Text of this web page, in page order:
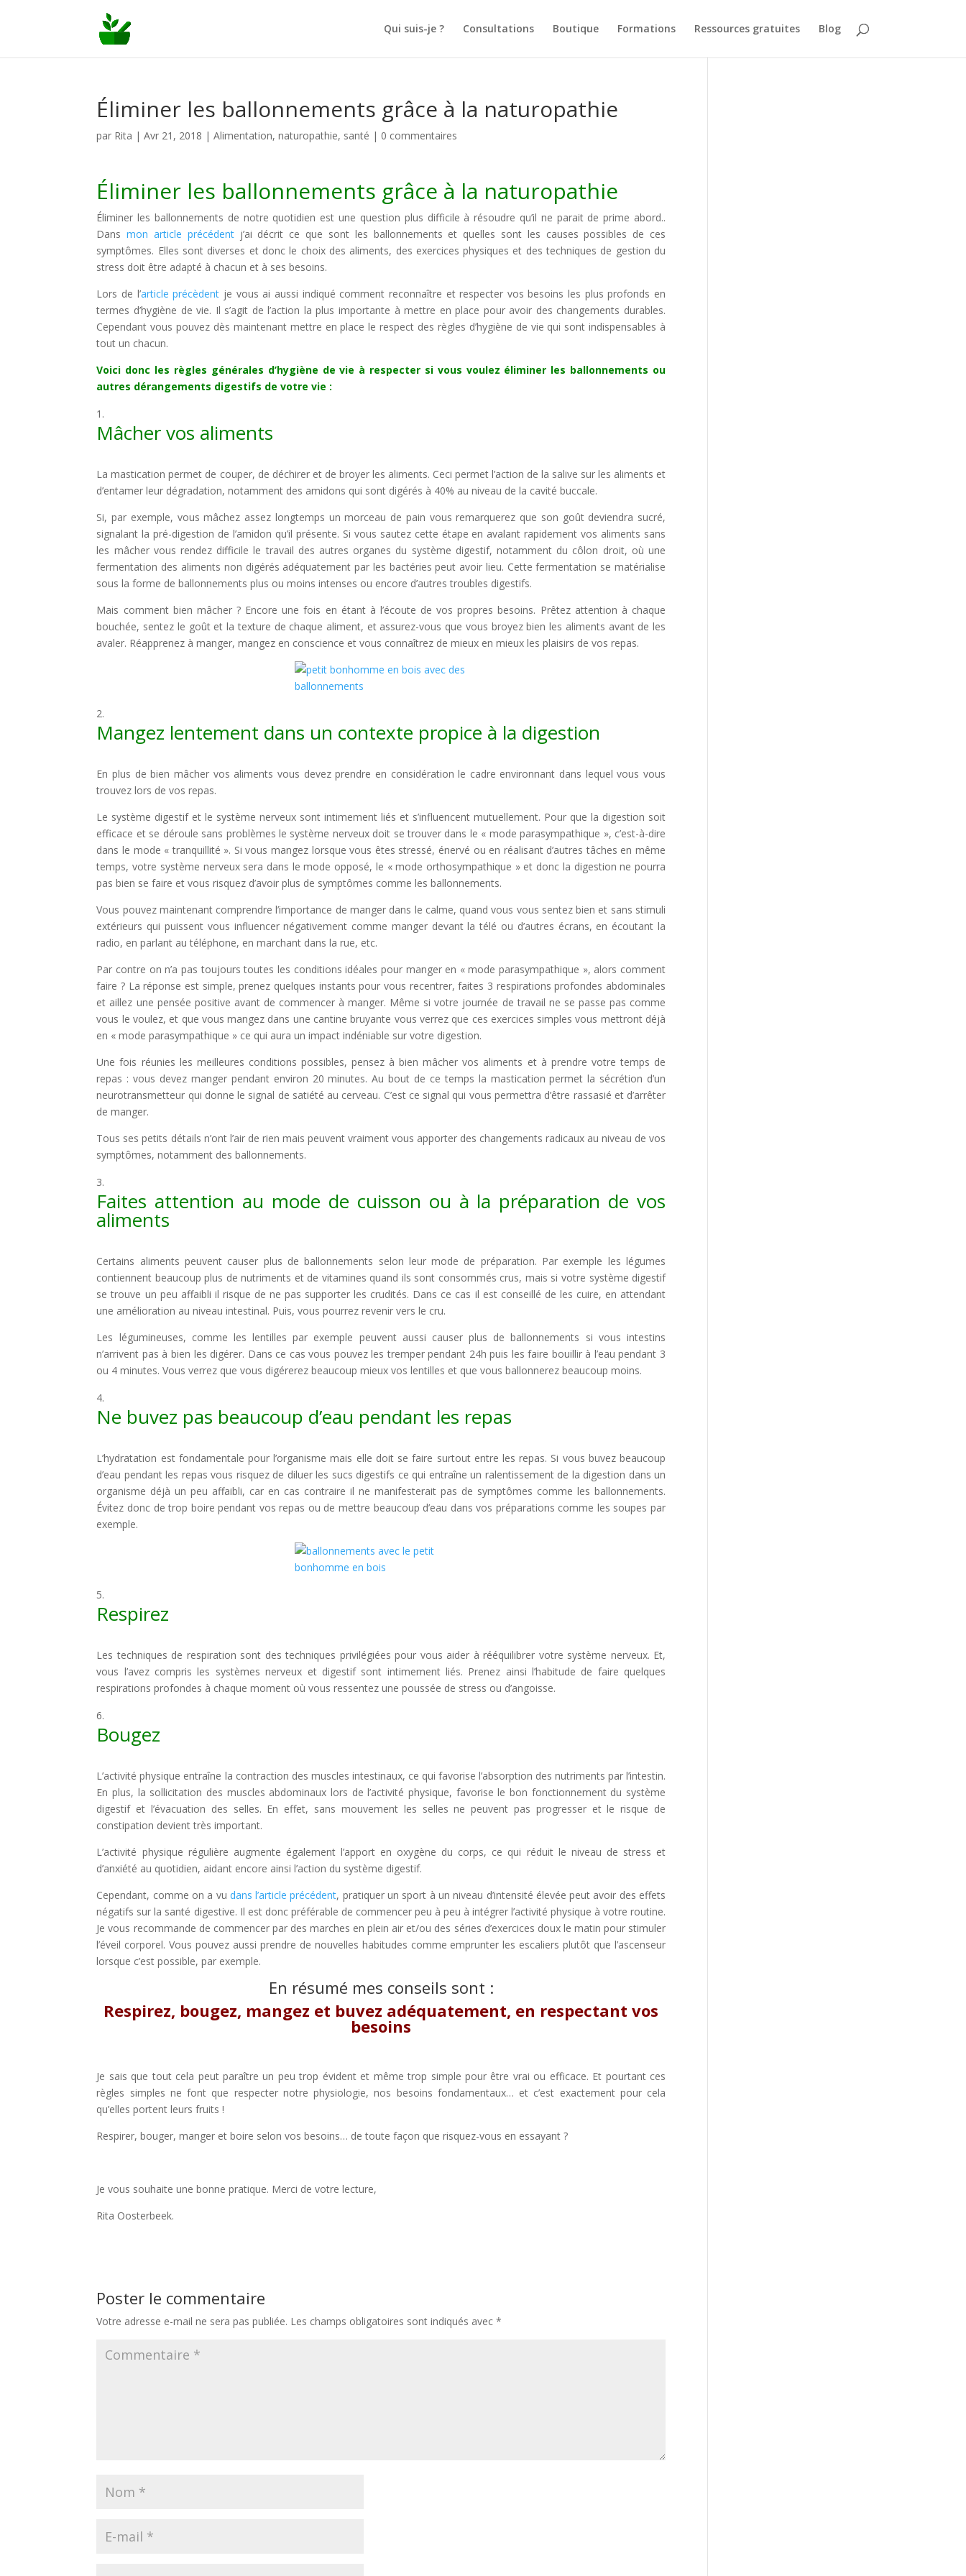
Qui suis-je ? Consultations Boutique Formations Ressources gratuites Blog
Éliminer les ballonnements grâce à la naturopathie
par Rita |Avr 21, 2018 |Alimentation,naturopathie, santé | 0 commentaires
Éliminer les ballonnements grâce à la naturopathie
Éliminer les ballonnements de notre quotidien est une question plus difficile à résoudre qu’il ne parait de prime abord..
Dansmon article précédentj’ai décrit ce que sont les ballonnements et quelles sont les causes possibles de ces
symptômes. Elles sont diverses et donc le choix des aliments, des exercices physiques et des techniques de gestion du
stress doit être adapté à chacun et à ses besoins.
Lors de l’article précèdent je vous ai aussi indiqué comment reconnaître et respecter vos besoins les plus profonds en
termes d’hygiène de vie. Il s’agit de l’action la plus importante à mettre en place pour avoir des changements durables.
Cependant vous pouvez dès maintenant mettre en place le respect des règles d’hygiène de vie qui sont indispensables à
tout un chacun.
Voici donc les règles générales d’hygiène de vie à respecter si vous voulez éliminer les ballonnements ou
autres dérangements digestifs de votre vie :
Mâcher vos aliments
La mastication permet de couper, de déchirer et de broyer les aliments. Ceci permet l’action de la salive sur les aliments et
d’entamer leur dégradation, notamment des amidons qui sont digérés à 40% au niveau de la cavité buccale.
Si, par exemple, vous mâchez assez longtemps un morceau de pain vous remarquerez que son goût deviendra sucré,
signalant la pré-digestion de l’amidon qu’il présente. Si vous sautez cette étape en avalant rapidement vos aliments sans
les mâcher vous rendez difficile le travail des autres organes du système digestif, notamment du côlon droit, où une
fermentation des aliments non digérés adéquatement par les bactéries peut avoir lieu. Cette fermentation se matérialise
sous la forme de ballonnements plus ou moins intenses ou encore d’autres troubles digestifs.
Mais comment bien mâcher ? Encore une fois en étant à l’écoute de vos propres besoins. Prêtez attention à chaque
bouchée, sentez le goût et la texture de chaque aliment, et assurez-vous que vous broyez bien les aliments avant de les
avaler. Réapprenez à manger, mangez en conscience et vous connaîtrez de mieux en mieux les plaisirs de vos repas.
Mangez lentement dans un contexte propice à la digestion
En plus de bien mâcher vos aliments vous devez prendre en considération le cadre environnant dans lequel vous vous
trouvez lors de vos repas.
Le système digestif et le système nerveux sont intimement liés et s’influencent mutuellement. Pour que la digestion soit
efficace et se déroule sans problèmes le système nerveux doit se trouver dans le « mode parasympathique », c’est-à-dire
dans le mode « tranquillité ». Si vous mangez lorsque vous êtes stressé, énervé ou en réalisant d’autres tâches en même
temps, votre système nerveux sera dans le mode opposé, le « mode orthosympathique » et donc la digestion ne pourra
pas bien se faire et vous risquez d’avoir plus de symptômes comme les ballonnements.
Vous pouvez maintenant comprendre l’importance de manger dans le calme, quand vous vous sentez bien et sans stimuli
extérieurs qui puissent vous influencer négativement comme manger devant la télé ou d’autres écrans, en écoutant la
radio, en parlant au téléphone, en marchant dans la rue, etc.
Par contre on n’a pas toujours toutes les conditions idéales pour manger en « mode parasympathique », alors comment
faire ? La réponse est simple, prenez quelques instants pour vous recentrer, faites 3 respirations profondes abdominales
et aillez une pensée positive avant de commencer à manger. Même si votre journée de travail ne se passe pas comme
vous le voulez, et que vous mangez dans une cantine bruyante vous verrez que ces exercices simples vous mettront déjà
en « mode parasympathique » ce qui aura un impact indéniable sur votre digestion.
Une fois réunies les meilleures conditions possibles, pensez à bien mâcher vos aliments et à prendre votre temps de
repas : vous devez manger pendant environ 20 minutes. Au bout de ce temps la mastication permet la sécrétion d’un
neurotransmetteur qui donne le signal de satiété au cerveau. C’est ce signal qui vous permettra d’être rassasié et d’arrêter
de manger.
Tous ses petits détails n’ont l’air de rien mais peuvent vraiment vous apporter des changements radicaux au niveau de vos
symptômes, notamment des ballonnements.
Faites attention au mode de cuisson ou à la préparation de vos
aliments
Certains aliments peuvent causer plus de ballonnements selon leur mode de préparation. Par exemple les légumes
contiennent beaucoup plus de nutriments et de vitamines quand ils sont consommés crus, mais si votre système digestif
se trouve un peu affaibli il risque de ne pas supporter les crudités. Dans ce cas il est conseillé de les cuire, en attendant
une amélioration au niveau intestinal. Puis, vous pourrez revenir vers le cru.
Les légumineuses, comme les lentilles par exemple peuvent aussi causer plus de ballonnements si vous intestins
n’arrivent pas à bien les digérer. Dans ce cas vous pouvez les tremper pendant 24h puis les faire bouillir à l’eau pendant 3
ou 4 minutes. Vous verrez que vous digérerez beaucoup mieux vos lentilles et que vous ballonnerez beaucoup moins.
Ne buvez pas beaucoup d’eau pendant les repas
L’hydratation est fondamentale pour l’organisme mais elle doit se faire surtout entre les repas. Si vous buvez beaucoup
d’eau pendant les repas vous risquez de diluer les sucs digestifs ce qui entraîne un ralentissement de la digestion dans un
organisme déjà un peu affaibli, car en cas contraire il ne manifesterait pas de symptômes comme les ballonnements.
Évitez donc de trop boire pendant vos repas ou de mettre beaucoup d’eau dans vos préparations comme les soupes par
exemple.
Respirez
Les techniques de respiration sont des techniques privilégiées pour vous aider à rééquilibrer votre système nerveux. Et,
vous l’avez compris les systèmes nerveux et digestif sont intimement liés. Prenez ainsi l’habitude de faire quelques
respirations profondes à chaque moment où vous ressentez une poussée de stress ou d’angoisse.
Bougez
L’activité physique entraîne la contraction des muscles intestinaux, ce qui favorise l’absorption des nutriments par l’intestin.
En plus, la sollicitation des muscles abdominaux lors de l’activité physique, favorise le bon fonctionnement du système
digestif et l’évacuation des selles. En effet, sans mouvement les selles ne peuvent pas progresser et le risque de
constipation devient très important.
L’activité physique régulière augmente également l’apport en oxygène du corps, ce qui réduit le niveau de stress et
d’anxiété au quotidien, aidant encore ainsi l’action du système digestif.
Cependant, comme on a vu dans l’article précédent, pratiquer un sport à un niveau d’intensité élevée peut avoir des effets
négatifs sur la santé digestive. Il est donc préférable de commencer peu à peu à intégrer l’activité physique à votre routine.
Je vous recommande de commencer par des marches en plein air et/ou des séries d’exercices doux le matin pour stimuler
l’éveil corporel. Vous pouvez aussi prendre de nouvelles habitudes comme emprunter les escaliers plutôt que l’ascenseur
lorsque c’est possible, par exemple.
En résumé mes conseils sont :
Respirez, bougez, mangez et buvez adéquatement, en respectant vos
besoins
Je sais que tout cela peut paraître un peu trop évident et même trop simple pour être vrai ou efficace. Et pourtant ces
règles simples ne font que respecter notre physiologie, nos besoins fondamentaux… et c’est exactement pour cela
qu’elles portent leurs fruits !
Respirer, bouger, manger et boire selon vos besoins… de toute façon que risquez-vous en essayant ?
Je vous souhaite une bonne pratique. Merci de votre lecture,
Rita Oosterbeek.
Poster le commentaire
Votre adresse e-mail ne sera pas publiée. Les champs obligatoires sont indiqués avec*